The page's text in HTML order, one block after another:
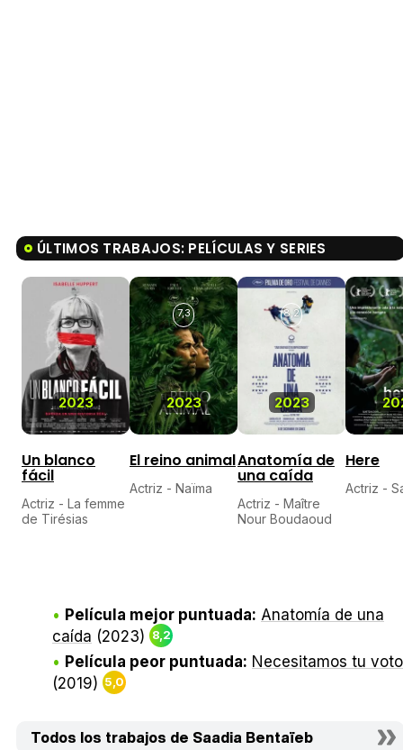
ÚLTIMOS TRABAJOS: PELÍCULAS Y SERIES
2023
Un blanco
fácil
Actriz - La femme
de Tirésias
2023
7,3
El reino animal
Actriz - Naïma
2023
8,2
Anatomía de
una caída
Actriz - Maître
Nour Boudaoud
Here
Actriz -
Película mejor puntuada: Anatomía de una
caída (2023) 8,2
Película peor puntuada: Necesitamos tu voto
(2019) 5,0
Todos los trabajos de Saadia Bentaïeb